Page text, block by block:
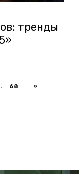
тренды
68 »